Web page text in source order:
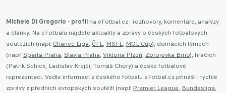
Michele Di Gregorio - profil na eFotbal.cz - rozhovory, komentáře, analýzy
a články. Na eFotbalu najdete aktuality a zprávy o českých fotbalových
soutěžích (např. Chance Liga, ČFL, MSFL, MOL Cup), domácích týmech
(např. Sparta Praha, Slavia Praha, Viktoria Plzeň, Zbrojovka Brno), hráčích
(Patrik Schick, Ladislav Krejčí, Tomáš Chorý) a české fotbalové
reprezentaci. Vedle informací z českého fotbalu eFotbal.cz přináší i rychlé
zprávy z předních evropských soutěží (např. Premier League, Bundesliga,